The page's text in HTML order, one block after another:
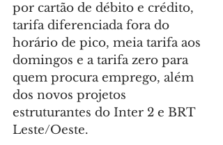
por cartão de débito e crédito,
tarifa diferenciada fora do
horário de pico, meia tarifa aos
domingos e a tarifa zero para
quem procura emprego, além
dos novos projetos
estruturantes do Inter 2 e BRT
Leste/Oeste.